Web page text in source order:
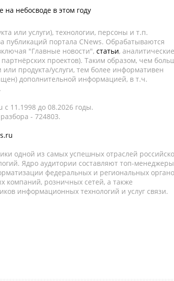
на небосводе в этом году
или услуги), технологии, персоны и т.п.
публикаций портала CNews. Обрабатываются
"Главные новости", статьи, аналитические
проектов). Таким образом, чем
продукта/услуги, тем более информативен
дополнительной информацией, в т.ч.
11.1998 до 08.2026 годы.
- 724803.
одной из самых успешных отраслей
Ядро аудитории составляют топ-
федеральных и региональных
компаний, розничных сетей, а также
информационных технологий и услуг связи.